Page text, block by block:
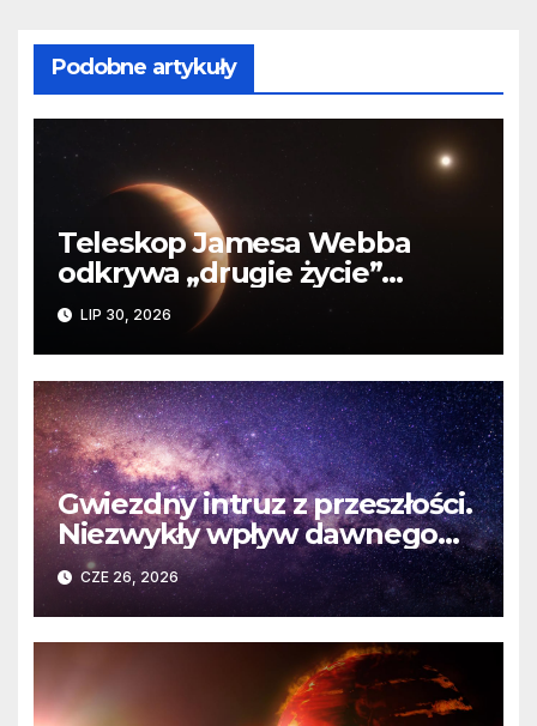
Podobne artykuły
Teleskop Jamesa Webba
odkrywa „drugie życie”
planety krążącej wokół
martwej gwiazdy
LIP 30, 2026
Gwiezdny intruz z przeszłości.
Niezwykły wpływ dawnego
spotkania na komety Układu
Słonecznego
CZE 26, 2026